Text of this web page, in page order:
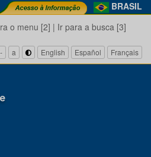
BRASIL
o menu [2] | Ir para a busca [3]
a English Español Français